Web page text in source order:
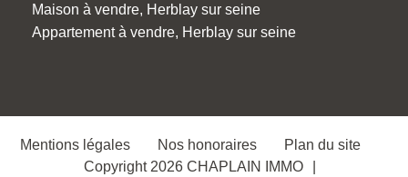
Maison à vendre, Herblay sur seine
Appartement à vendre, Herblay sur seine
Mentions légales Nos honoraires
Plan du site
Copyright 2026 CHAPLAIN IMMO